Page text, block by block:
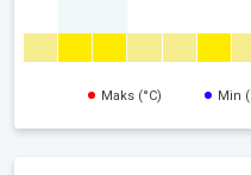
Maks (°C) Min